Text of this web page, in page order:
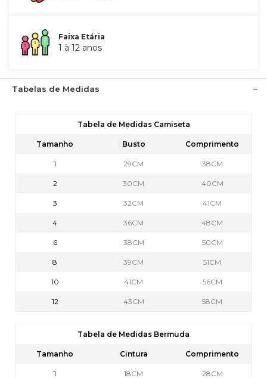
Faixa Etária
1 à 12 anos
Tabelas de Medidas
Tabela de Medidas Camiseta
Tamanho Busto Comprimento
1 29CM 38CM
2 30CM 40CM
3 32CM 41CM
4 36CM 48CM
6 38CM 50CM
8 39CM 51CM
10 41CM 56CM
12 43CM 58CM
Tabela de Medidas Bermuda
Tamanho Cintura Comprimento
1 18CM 28CM